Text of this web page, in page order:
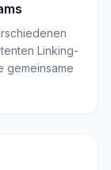
Linking-
gemeinsame